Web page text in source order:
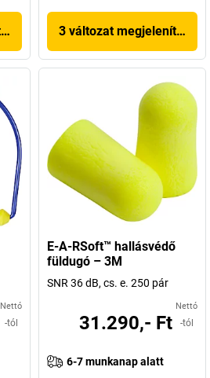
3 változat megjelenítése
Nettó
-tól
E-A-RSoft™ hallásvédő
füldugó – 3M
SNR 36 dB, cs. e. 250 pár
Nettó
31.290,- Ft -tól
6-7 munkanap alatt